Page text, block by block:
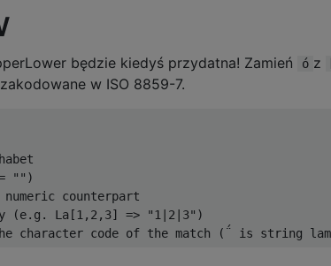
będzie kiedyś przydatna! Zamień ó z
w ISO 8859-7.
"")
counterpart
(e.g. La[1,2,3] => "1|2|3")